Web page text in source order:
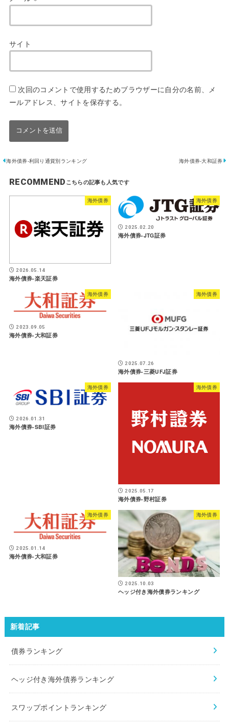
サイト
次回のコメントで使用するためブラウザーに自分の名前、メ
ールアドレス、サイトを保存する。
海外債券-利回り通貨別ランキング 海外債券-大和証券
RECOMMEND
海外債券
2026.05.14
海外債券-楽天証券
海外債券
2025.02.20
海外債券-JTG証券
海外債券
2023.09.05
海外債券-大和証券
海外債券
2025.07.26
海外債券-三菱UFJ証券
海外債券
2026.01.31
海外債券-SBI証券
海外債券
2025.05.17
海外債券-野村証券
海外債券
2025.01.14
海外債券-大和証券
海外債券
2025.10.03
ヘッジ付き海外債券ランキング
新着記事
債券ランキング
ヘッジ付き海外債券ランキング
スワップポイントランキング